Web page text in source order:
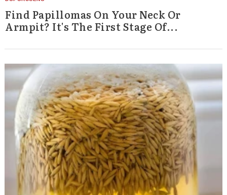
Find Papillomas On Your Neck Or
Armpit? It's The First Stage Of...